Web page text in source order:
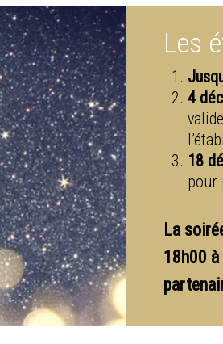
Les
4
18
pour
La
18h00